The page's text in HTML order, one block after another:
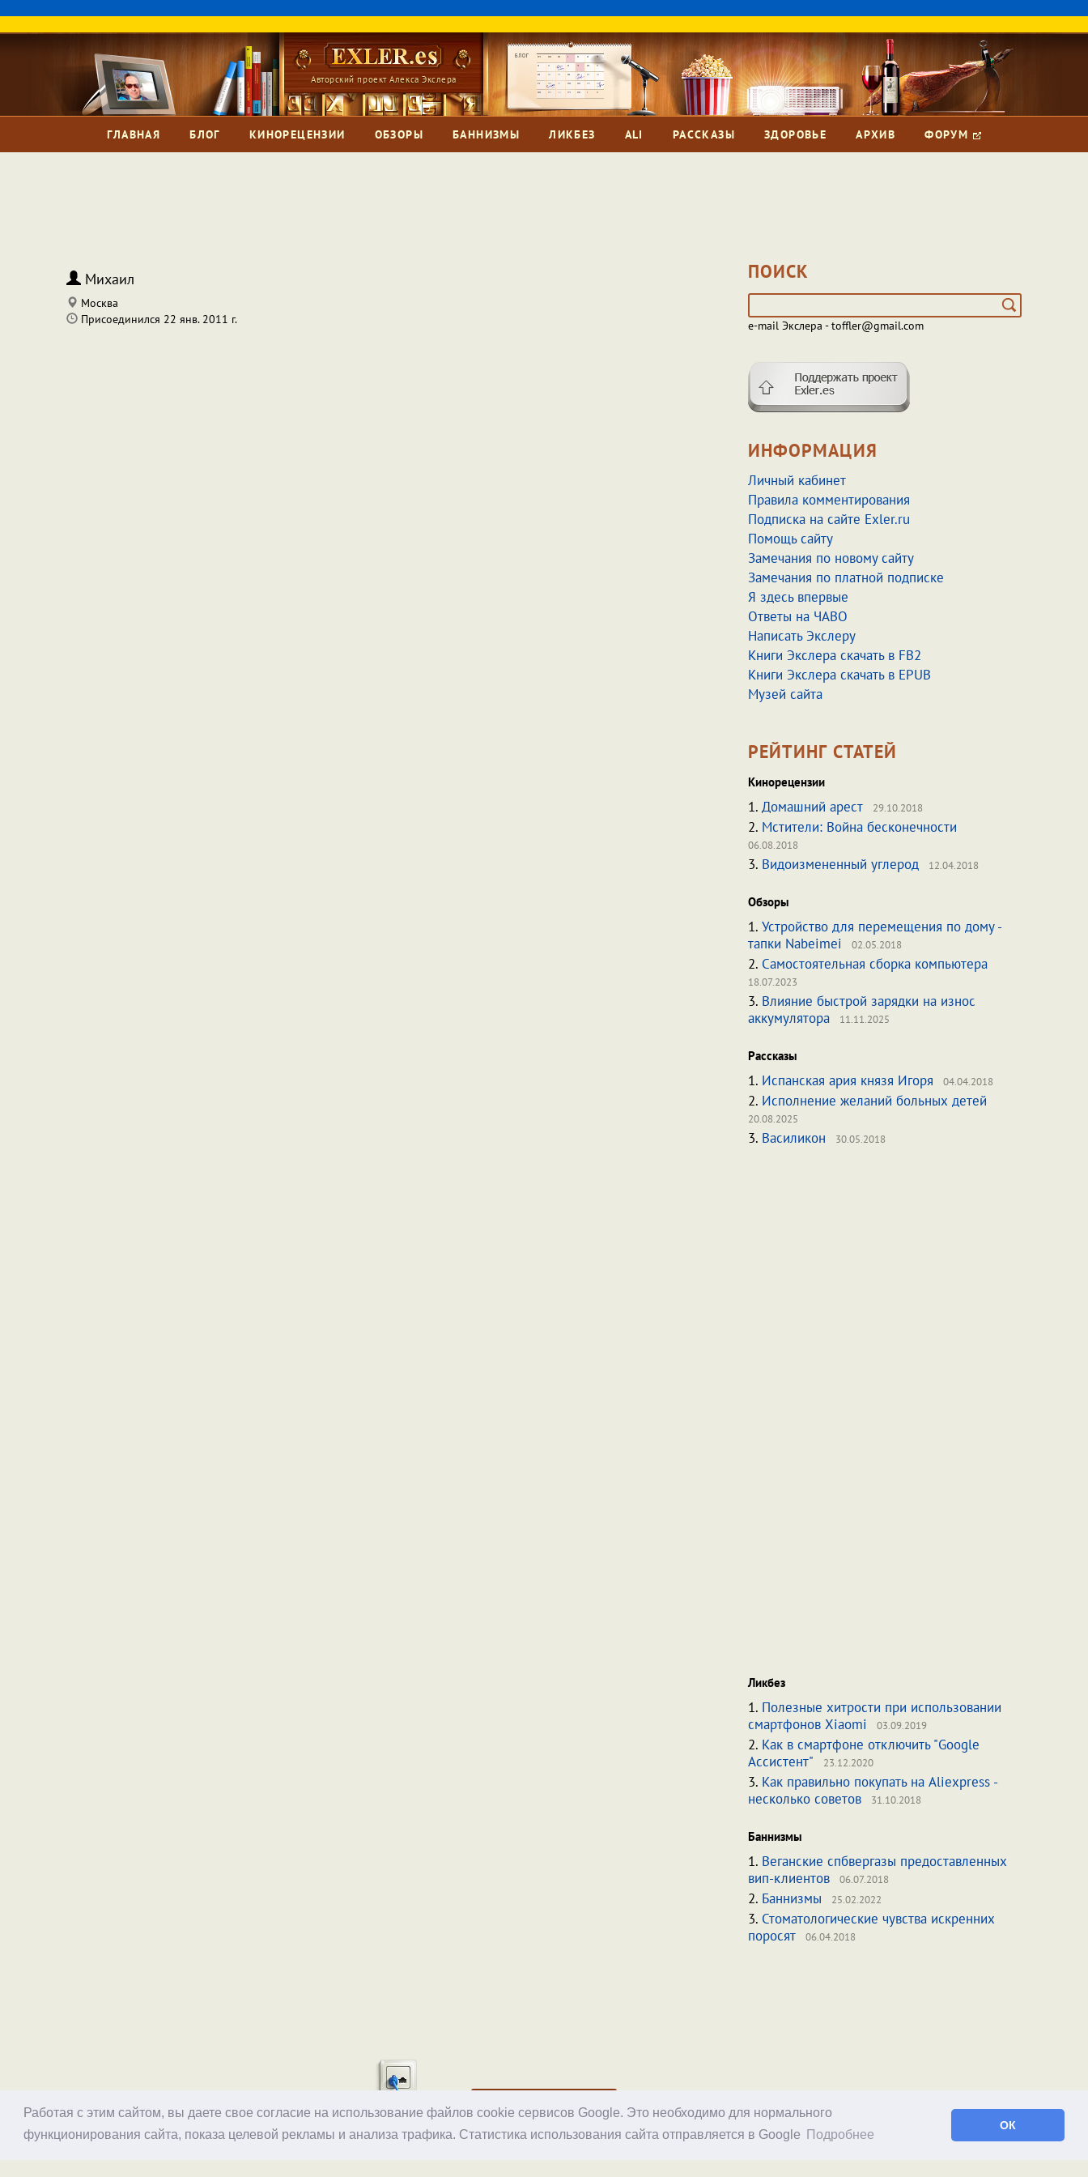
Работая с этим сайтом, вы даете свое согласие на использование файлов cookie сервисов Google. Это необходимо для нормального
функционирования сайта, показа целевой рекламы и анализа трафика. Статистика использования сайта отправляется в Google
Подробнее
ОК
Авторский проект Алекса Экслера
ГЛАВНАЯ БЛОГ КИНОРЕЦЕНЗИИ ОБЗОРЫ БАННИЗМЫ ЛИКБЕЗ ALI РАССКАЗЫ ЗДОРОВЬЕ АРХИВ ФОРУМ
Михаил
Москва
Присоединился 22 янв. 2011 г.
ПОИСК
e-mail Экслера - toffler@gmail.com
ИНФОРМАЦИЯ
Личный кабинет
Правила комментирования
Подписка на сайте Exler.ru
Помощь сайту
Замечания по новому сайту
Замечания по платной подписке
Я здесь впервые
Ответы на ЧАВО
Написать Экслеру
Книги Экслера скачать в FB2
Книги Экслера скачать в EPUB
Музей сайта
РЕЙТИНГ СТАТЕЙ
Кинорецензии
1. Домашний арест 29.10.2018
2. Мстители: Война бесконечности
06.08.2018
3. Видоизмененный углерод 12.04.2018
Обзоры
1. Устройство для перемещения по дому -
тапки Nabeimei
02.05.2018
2. Самостоятельная сборка компьютера
18.07.2023
3. Влияние быстрой зарядки на износ
аккумулятора
11.11.2025
Рассказы
1. Испанская ария князя Игоря 04.04.2018
2. Исполнение желаний больных детей
20.08.2025
3. Василикон 30.05.2018
Ликбез
1. Полезные хитрости при использовании
смартфонов Xiaomi
03.09.2019
2. Как в смартфоне отключить "Google
Ассистент"
23.12.2020
3. Как правильно покупать на Aliexpress -
несколько советов
31.10.2018
Баннизмы
1. Веганские спбвергазы предоставленных
вип-клиентов
06.07.2018
2. Баннизмы 25.02.2022
3. Стоматологические чувства искренних
поросят
06.04.2018
© 1998–2026 Alex Exler RSS блога